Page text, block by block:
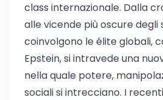
class internazionale. Dalla
alle vicende più oscure degli
coinvolgono le élite globali,
Epstein, si intravede una
nella quale potere,
sociali si intrecciano. I